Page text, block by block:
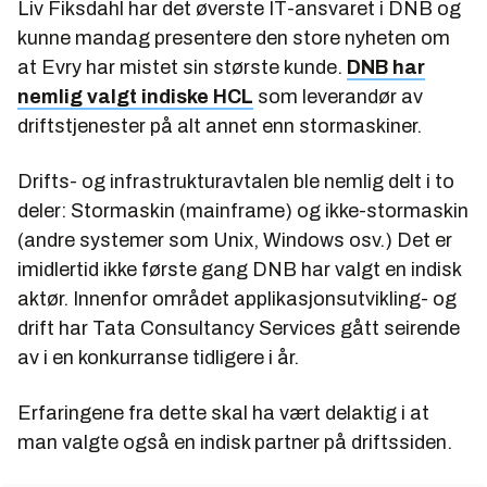
Liv Fiksdahl har det øverste IT-ansvaret i DNB og
kunne mandag presentere den store nyheten om
at Evry har mistet sin største kunde. DNB har
nemlig valgt indiske HCL som leverandør av
driftstjenester på alt annet enn stormaskiner.
Drifts- og infrastrukturavtalen ble nemlig delt i to
deler: Stormaskin (mainframe) og ikke-stormaskin
(andre systemer som Unix, Windows osv.) Det er
imidlertid ikke første gang DNB har valgt en indisk
aktør. Innenfor området applikasjonsutvikling- og
drift har Tata Consultancy Services gått seirende
av i en konkurranse tidligere i år.
Erfaringene fra dette skal ha vært delaktig i at
man valgte også en indisk partner på driftssiden.